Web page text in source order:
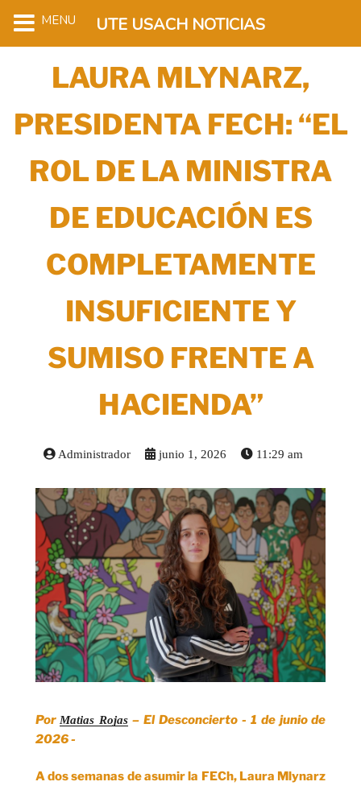
LAURA MLYNARZ,
PRESIDENTA FECH: “EL
ROL DE LA MINISTRA
DE EDUCACIÓN ES
COMPLETAMENTE
INSUFICIENTE Y
SUMISO FRENTE A
HACIENDA”
Administrador junio 1, 2026 11:29 am
Por Matias Rojas – El Desconcierto - 1 de junio de
2026 -
A dos semanas de asumir la FECh, Laura Mlynarz
MENU UTE USACH NOTICIAS